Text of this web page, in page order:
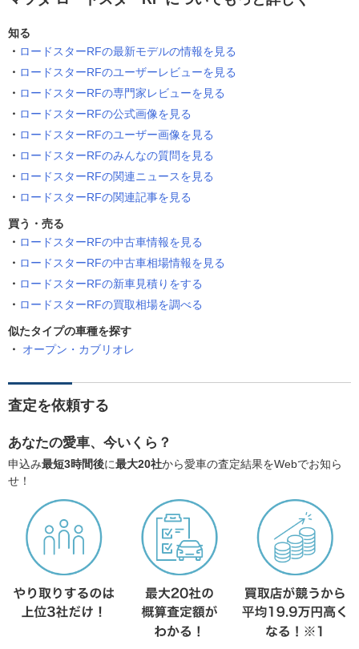
知る
ロードスターRFの最新モデルの情報を見る
ロードスターRFのユーザーレビューを見る
ロードスターRFの専門家レビューを見る
ロードスターRFの公式画像を見る
ロードスターRFのユーザー画像を見る
ロードスターRFのみんなの質問を見る
ロードスターRFの関連ニュースを見る
ロードスターRFの関連記事を見る
買う・売る
ロードスターRFの中古車情報を見る
ロードスターRFの中古車相場情報を見る
ロードスターRFの新車見積りをする
ロードスターRFの買取相場を調べる
似たタイプの車種を探す
オープン・カブリオレ
査定を依頼する
あなたの愛車、今いくら？
申込み最短3時間後に最大20社から愛車の査定結果をWebでお知ら
せ！